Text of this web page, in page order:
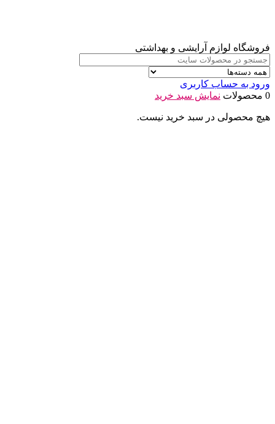
فروشگاه لوازم آرایشی و بهداشتی
ورود به حساب کاربری
0 محصولات
نمایش سبد خرید
هیچ محصولی در سبد خرید نیست.